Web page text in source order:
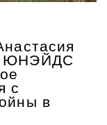
ЮНЭЙДС
с
в